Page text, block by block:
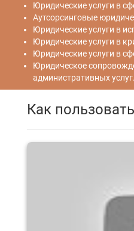
Юридические услуги в
Аутсорсинговые
Юридические услуги в
Юридические услуги в
Юридические услуги в
Юридическое
административных
Как